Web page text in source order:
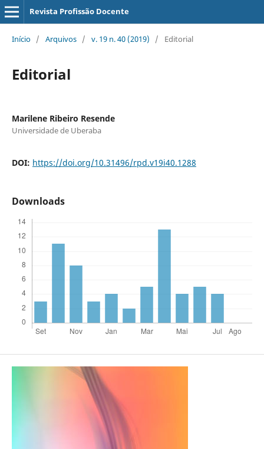
Revista Profissão Docente
Início / Arquivos / v. 19 n. 40 (2019) / Editorial
Editorial
Marilene Ribeiro Resende
Universidade de Uberaba
DOI: https://doi.org/10.31496/rpd.v19i40.1288
Downloads